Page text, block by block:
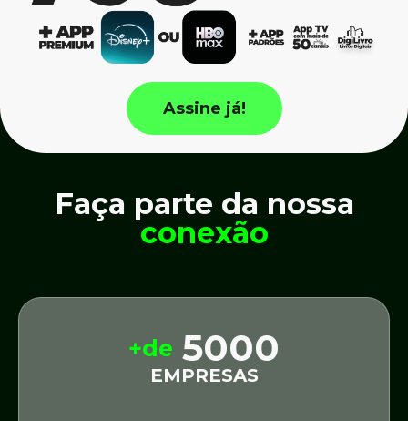
Assine já!
Faça parte da nossa
conexão
+de 5000
EMPRESAS